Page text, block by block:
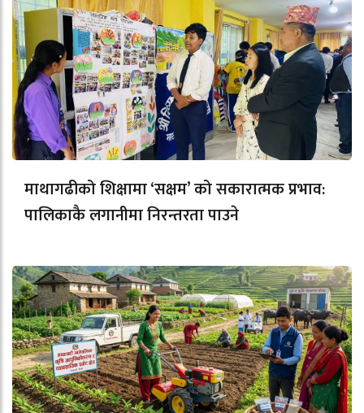
माथागढीको शिक्षामा ‘सक्षम’ को सकारात्मक प्रभाव:
पालिकाकै लगानीमा निरन्तरता पाउने